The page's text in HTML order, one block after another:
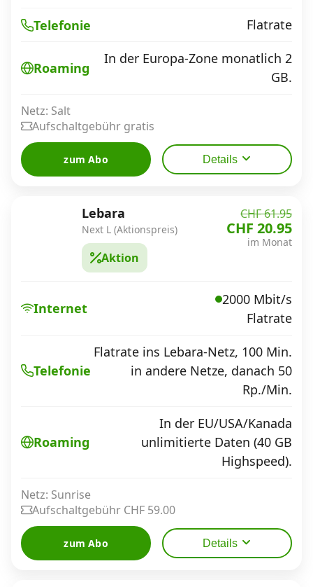
Telefonie Flatrate
Roaming
In der Europa-Zone monatlich 2
GB.
Netz: Salt
Aufschaltgebühr gratis
zum Abo Details
Lebara
Next L (Aktionspreis)
Aktion
CHF 61.95
CHF 20.95
im Monat
Internet
2000 Mbit/s
Flatrate
Telefonie
Flatrate ins Lebara-Netz, 100 Min.
in andere Netze, danach 50
Rp./Min.
Roaming
In der EU/USA/Kanada
unlimitierte Daten (40 GB
Highspeed).
Netz: Sunrise
Aufschaltgebühr CHF 59.00
zum Abo Details